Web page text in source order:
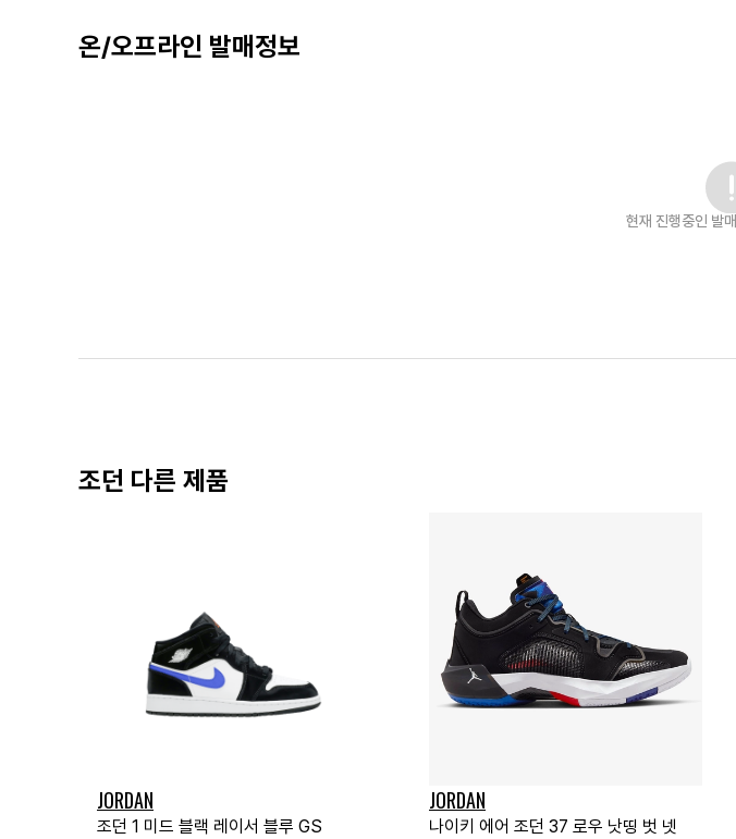
온/오프라인 발매정보
현재 진행중인 발매
조던 다른 제품
JORDAN
조던 1 미드 블랙 레이서 블루 GS
JORDAN
나이키 에어 조던 37 로우 낫띵 벗 넷